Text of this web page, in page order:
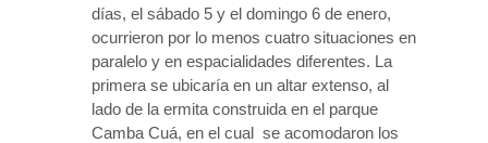
días, el sábado 5 y el domingo 6 de enero,
ocurrieron por lo menos cuatro situaciones en
paralelo y en espacialidades diferentes. La
primera se ubicaría en un altar extenso, al
lado de la ermita construida en el parque
Camba Cuá, en el cual se acomodaron los